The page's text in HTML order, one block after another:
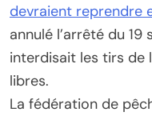
devraient reprendre
annulé l’arrêté du
interdisait les tirs de
libres.
La fédération de